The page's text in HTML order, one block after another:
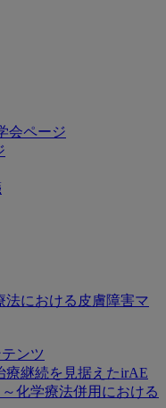
会ページ
における皮膚障害マ
ンツ
療継続を見据えたirAE
化学療法併用における